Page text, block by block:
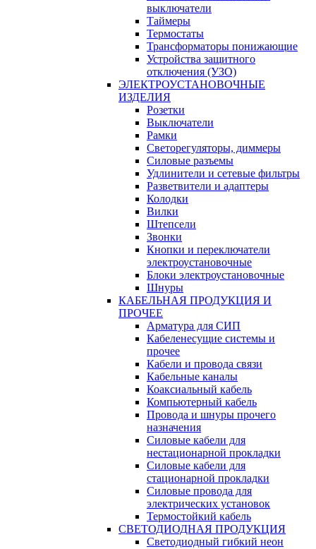
выключатели
Таймеры
Термостаты
Трансформаторы понижающие
Устройства защитного
отключения (УЗО)
ЭЛЕКТРОУСТАНОВОЧНЫЕ
ИЗДЕЛИЯ
Розетки
Выключатели
Рамки
Светорегуляторы, диммеры
Силовые разъемы
Удлинители и сетевые фильтры
Разветвители и адаптеры
Колодки
Вилки
Штепсели
Звонки
Кнопки и переключатели
электроустановочные
Блоки электроустановочные
Шнуры
КАБЕЛЬНАЯ ПРОДУКЦИЯ И
ПРОЧЕЕ
Арматура для СИП
Кабеленесущие системы и
прочее
Кабели и провода связи
Кабельные каналы
Коаксиальный кабель
Компьютерный кабель
Провода и шнуры прочего
назначения
Силовые кабели для
нестационарной прокладки
Силовые кабели для
стационарной прокладки
Силовые провода для
электрических установок
Термостойкий кабель
СВЕТОДИОДНАЯ ПРОДУКЦИЯ
Светодиодный гибкий неон